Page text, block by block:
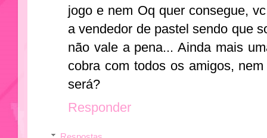
jogo e nem Oq quer consegue,
a vendedor de pastel sendo que
não vale a pena... Ainda mais
cobra com todos os amigos,
será?
Responder